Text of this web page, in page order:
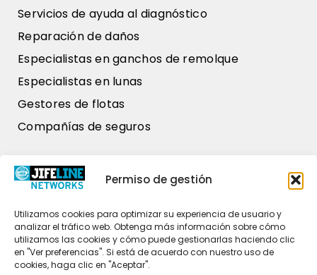
Permiso de gestión
Utilizamos cookies para optimizar su experiencia de usuario y
analizar el tráfico web. Obtenga más información sobre cómo
utilizamos las cookies y cómo puede gestionarlas haciendo clic
en "Ver preferencias". Si está de acuerdo con nuestro uso de
cookies, haga clic en "Aceptar".
Servicios de ayuda al diagnóstico
Reparación de daños
Especialistas en ganchos de remolque
Especialistas en lunas
Gestores de flotas
Compañías de seguros
Nuestros datos
4251 LT Werkendam
+31 (0)85 486 37 26
commercial@jifeline.com